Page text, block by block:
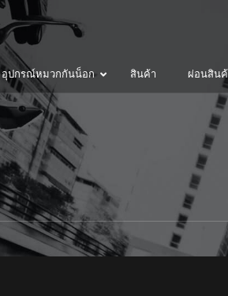
อุปกรณ์หมวกกันน็อก สินค้า ผ่อนสิน